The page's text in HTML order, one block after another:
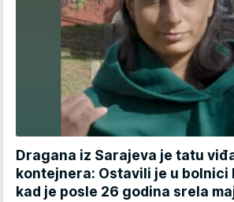
Dragana iz Sarajeva je tatu
kontejnera: Ostavili je u bolnici
kad je posle 26 godina srela